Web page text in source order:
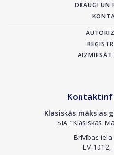
DRAUGI UN
AIZMIRSĀT
Klasiskās mākslas
SIA "Klasiskās
Brīvības iela
LV-1012,